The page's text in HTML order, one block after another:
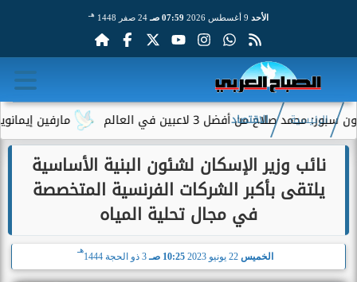
الأحد 07:59 صـ 24 صفر 1448 هـ
مارفين إيمانويل.. من أفضل 3 لاعبين في العالم
الرئيسية الاقتصاد
نائب وزير الإسكان لشئون البنية الأساسية
يلتقى بأكبر الشركات الفرنسية المتخصصة
في مجال تحلية المياه
الخميس 10:25 صـ 3 ذو الحجة 1444
هـ